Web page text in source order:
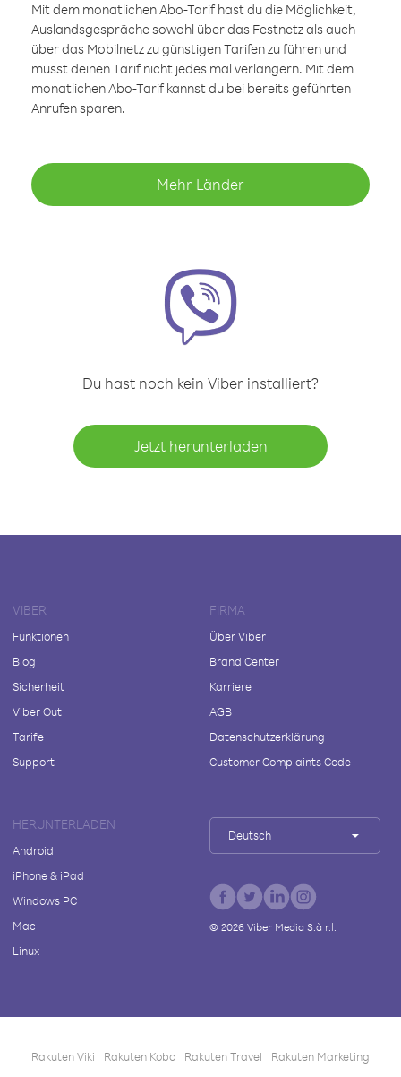
Mit dem monatlichen Abo-Tarif hast du die Möglichkeit,
Auslandsgespräche sowohl über das Festnetz als auch
über das Mobilnetz zu günstigen Tarifen zu führen und
musst deinen Tarif nicht jedes mal verlängern. Mit dem
monatlichen Abo-Tarif kannst du bei bereits geführten
Anrufen sparen.
Mehr Länder
Du hast noch kein Viber installiert?
Jetzt herunterladen
VIBER
Funktionen
Blog
Sicherheit
Viber Out
Tarife
Support
FIRMA
Über Viber
Brand Center
Karriere
AGB
Datenschutzerklärung
Customer Complaints Code
HERUNTERLADEN
Android
iPhone & iPad
Windows PC
Mac
Linux
Deutsch
© 2026Viber Media S.à r.l.
Rakuten Viki Rakuten Kobo Rakuten Travel
Rakuten Marketing